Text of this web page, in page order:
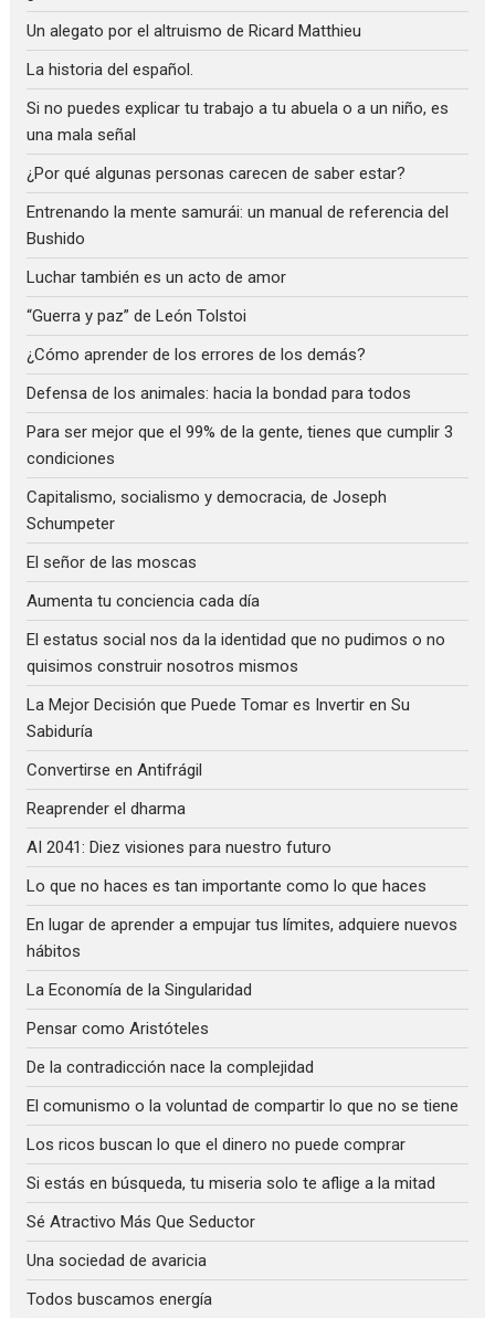
Un alegato por el altruismo de Ricard Matthieu
La historia del español.
Si no puedes explicar tu trabajo a tu abuela o a un niño, es
una mala señal
¿Por qué algunas personas carecen de saber estar?
Entrenando la mente samurái: un manual de referencia del
Bushido
Luchar también es un acto de amor
“Guerra y paz” de León Tolstoi
¿Cómo aprender de los errores de los demás?
Defensa de los animales: hacia la bondad para todos
Para ser mejor que el 99% de la gente, tienes que cumplir 3
condiciones
Capitalismo, socialismo y democracia, de Joseph
Schumpeter
El señor de las moscas
Aumenta tu conciencia cada día
El estatus social nos da la identidad que no pudimos o no
quisimos construir nosotros mismos
La Mejor Decisión que Puede Tomar es Invertir en Su
Sabiduría
Convertirse en Antifrágil
Reaprender el dharma
AI 2041: Diez visiones para nuestro futuro
Lo que no haces es tan importante como lo que haces
En lugar de aprender a empujar tus límites, adquiere nuevos
hábitos
La Economía de la Singularidad
Pensar como Aristóteles
De la contradicción nace la complejidad
El comunismo o la voluntad de compartir lo que no se tiene
Los ricos buscan lo que el dinero no puede comprar
Si estás en búsqueda, tu miseria solo te aflige a la mitad
Sé Atractivo Más Que Seductor
Una sociedad de avaricia
Todos buscamos energía